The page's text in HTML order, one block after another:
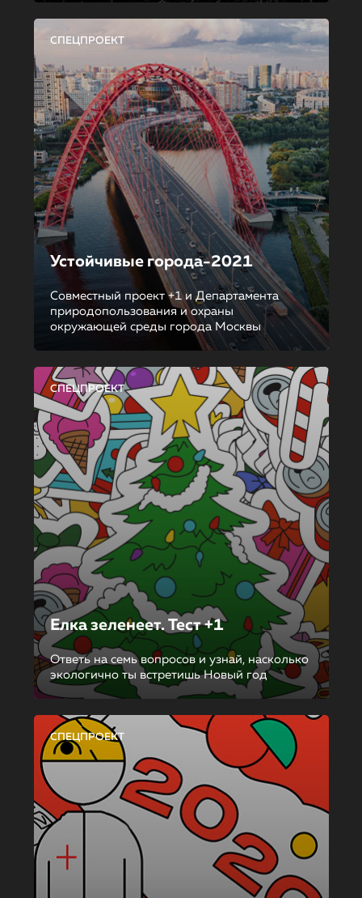
СПЕЦПРОЕКТ
Устойчивые города-2021
Совместный проект +1 и Департамента
природопользования и охраны
окружающей среды города Москвы
СПЕЦПРОЕКТ
Елка зеленеет. Тест +1
Ответь на семь вопросов и узнай, насколько
экологично ты встретишь Новый год
СПЕЦПРОЕКТ